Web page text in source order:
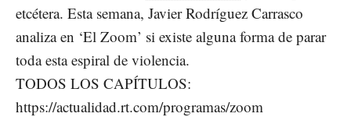
etcétera. Esta semana, Javier Rodríguez Carrasco
analiza en ‘El Zoom’ si existe alguna forma de parar
toda esta espiral de violencia.
TODOS LOS CAPÍTULOS:
https://actualidad.rt.com/programas/zoom